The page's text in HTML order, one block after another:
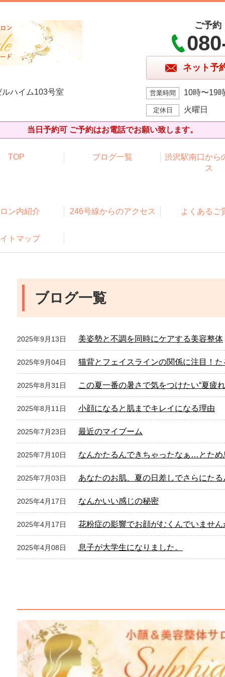
ハイム103号室
ご予約
ネット予
営業時間 10時〜19
定休日 火曜日
当日予約可 ご予約はお電話でお願い致します。
TOP ブログ一覧
渋沢駅南口から
ス
ン内紹介 246号線からのアクセス よくあるご
トマップ
ブログ一覧
2025年9月13日 美姿勢と不調を同時にケアする美容整体
2025年9月04日 猫背とフェイスラインの関係に注目！
2025年8月31日 この夏一番の暑さで気をつけたい“夏疲
2025年8月11日 小顔になると肌までキレイになる理由
2025年7月23日 最近のマイブーム
2025年7月10日 なんかたるんできちゃったなぁ…とため
2025年7月03日 あなたのお肌、夏の日差しでさらにた
2025年4月17日 なんかいい感じの秘密
2025年4月17日 花粉症の影響でお顔がむくんでいません
2025年4月08日 息子が大学生になりました。